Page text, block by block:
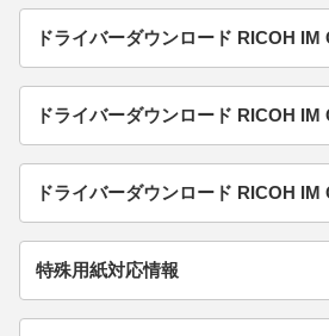
ドライバーダウンロード RICOH IM
ドライバーダウンロード RICOH IM
ドライバーダウンロード RICOH IM
特殊用紙対応情報